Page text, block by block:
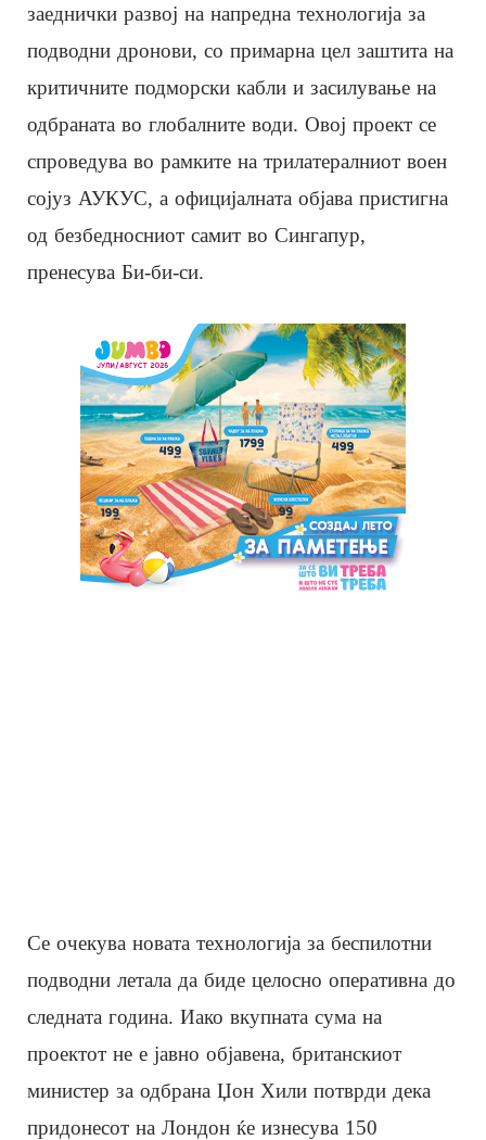
заеднички развој на напредна технологија за
подводни дронови, со примарна цел заштита на
критичните подморски кабли и засилување на
одбраната во глобалните води. Овој проект се
спроведува во рамките на трилатералниот воен
сојуз АУКУС, а официјалната објава пристигна
од безбедносниот самит во Сингапур,
пренесува Би-би-си.
Се очекува новата технологија за беспилотни
подводни летала да биде целосно оперативна до
следната година. Иако вкупната сума на
проектот не е јавно објавена, британскиот
министер за одбрана Џон Хили потврди дека
придонесот на Лондон ќе изнесува 150